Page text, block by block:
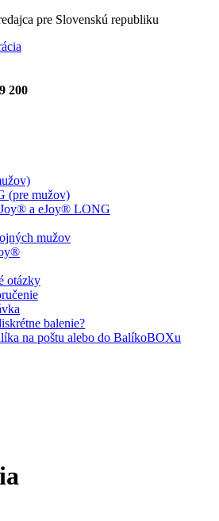
pre Slovenskú republiku
200
(pre mužov)
a eJoy® LONG
mužov
otázky
balenie?
na poštu alebo do BalíkoBOXu